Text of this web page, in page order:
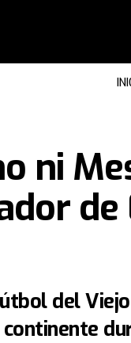
ni
de
del